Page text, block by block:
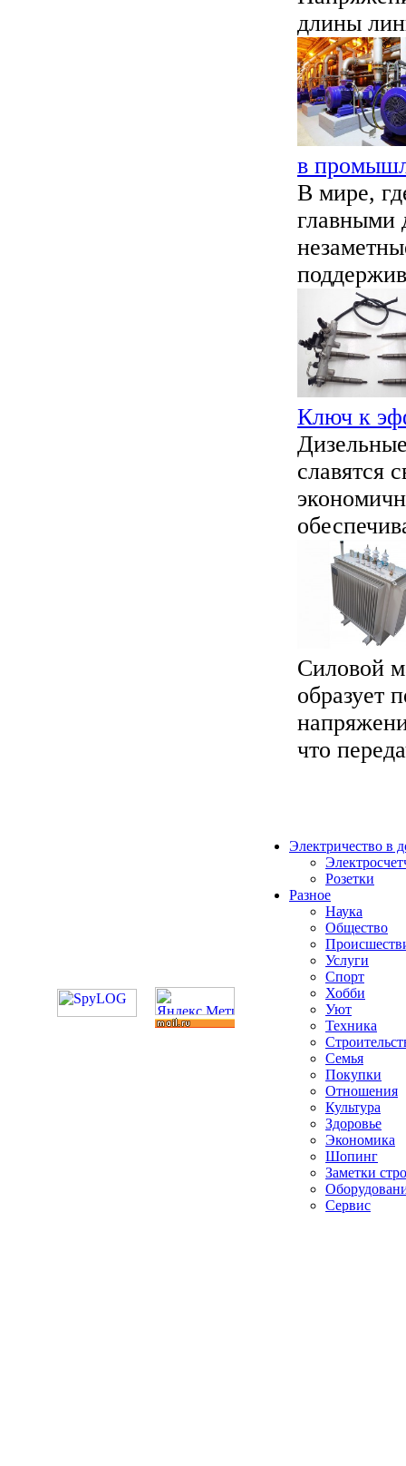
длины
в
В мире,
главными
Ключ к
славятся
Силовой
образует
что
Электричество в
Розетки
Разное
Наука
Общество
Услуги
Спорт
Хобби
Уют
Техника
Семья
Покупки
Отношения
Культура
Здоровье
Экономика
Шопинг
Заметки
Сервис